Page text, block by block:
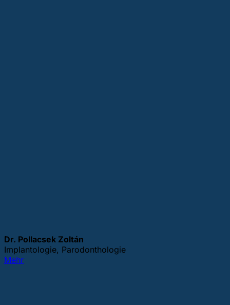
Dr. Pollacsek Zoltán
Implantologie, Parodonthologie
Mehr